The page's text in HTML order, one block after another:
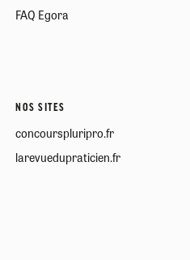
FAQ Egora
NOS SITES
concourspluripro.fr
larevuedupraticien.fr